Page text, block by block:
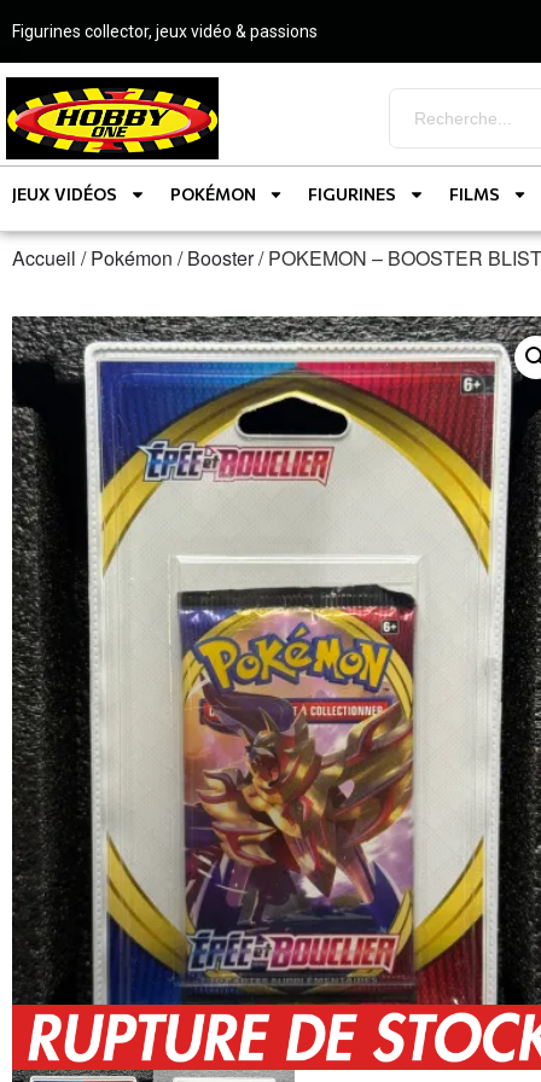
Figurines collector, jeux vidéo & passions
JEUX VIDÉOS POKÉMON FIGURINES FILMS
Accueil /Pokémon /Booster/ POKEMON – BOOSTER